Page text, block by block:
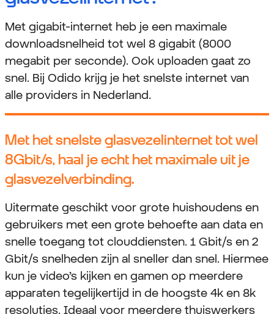
Met gigabit-internet heb je een maximale
downloadsnelheid tot wel 8 gigabit (8000
megabit per seconde). Ook uploaden gaat zo
snel. Bij Odido krijg je het snelste internet van
alle providers in Nederland.
Met het snelste glasvezelinternet tot wel
8Gbit/s, haal je echt het maximale uit je
glasvezelverbinding.
Uitermate geschikt voor grote huishoudens en
gebruikers met een grote behoefte aan data en
snelle toegang tot clouddiensten. 1 Gbit/s en 2
Gbit/s snelheden zijn al sneller dan snel. Hiermee
kun je video’s kijken en gamen op meerdere
apparaten tegelijkertijd in de hoogste 4k en 8k
resoluties. Ideaal voor meerdere thuiswerkers